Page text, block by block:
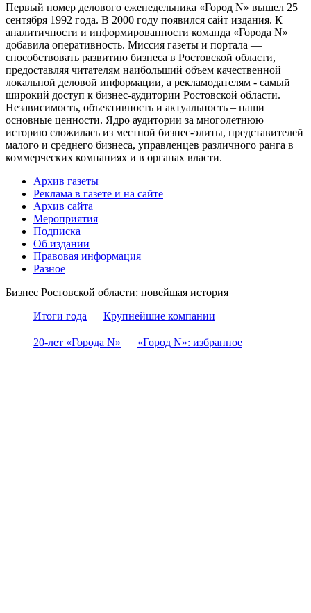
Первый номер делового еженедельника «Город N» вышел 25
сентября 1992 года. В 2000 году появился сайт издания. К
аналитичности и информированности команда «Города N»
добавила оперативность. Миссия газеты и портала —
способствовать развитию бизнеса в Ростовской области,
предоставляя читателям наибольший объем качественной
локальной деловой информации, а рекламодателям - самый
широкий доступ к бизнес-аудитории Ростовской области.
Независимость, объективность и актуальность – наши
основные ценности. Ядро аудитории за многолетнюю
историю сложилась из местной бизнес-элиты, представителей
малого и среднего бизнеса, управленцев различного ранга в
коммерческих компаниях и в органах власти.
Архив газеты
Реклама в газете и на сайте
Архив сайта
Мероприятия
Подписка
Об издании
Правовая информация
Разное
Бизнес Ростовской области: новейшая история
Итоги года
Крупнейшие компании
20-лет «Города N» «Город N»: избранное